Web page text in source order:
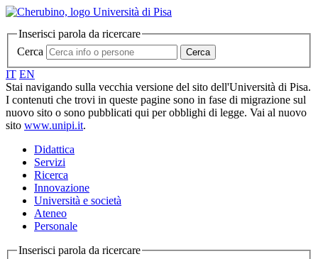
Inserisci parola da ricercare
Cerca
Cerca
IT EN
Stai navigando sulla vecchia versione del sito dell'Università di Pisa.
I contenuti che trovi in queste pagine sono in fase di migrazione sul
nuovo sito o sono pubblicati qui per obblighi di legge. Vai al nuovo
sito www.unipi.it.
Didattica
Servizi
Ricerca
Innovazione
Università e società
Ateneo
Personale
Inserisci parola da ricercare